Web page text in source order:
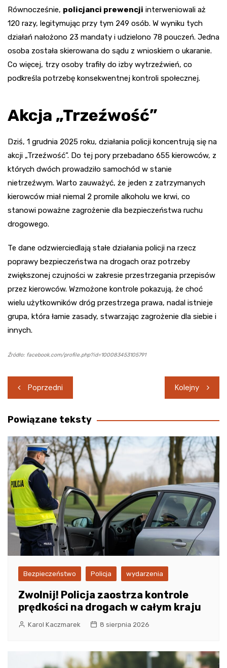
Równocześnie, policjanci prewencji interweniowali aż
120 razy, legitymując przy tym 249 osób. W wyniku tych
działań nałożono 23 mandaty i udzielono 78 pouczeń. Jedna
osoba została skierowana do sądu z wnioskiem o ukaranie.
Co więcej, trzy osoby trafiły do izby wytrzeźwień, co
podkreśla potrzebę konsekwentnej kontroli społecznej.
Akcja „Trzeźwość”
Dziś, 1 grudnia 2025 roku, działania policji koncentrują się na
akcji „Trzeźwość”. Do tej pory przebadano 655 kierowców, z
których dwóch prowadziło samochód w stanie
nietrzeźwym. Warto zauważyć, że jeden z zatrzymanych
kierowców miał niemal 2 promile alkoholu we krwi, co
stanowi poważne zagrożenie dla bezpieczeństwa ruchu
drogowego.
Te dane odzwierciedlają stałe działania policji na rzecz
poprawy bezpieczeństwa na drogach oraz potrzeby
zwiększonej czujności w zakresie przestrzegania przepisów
przez kierowców. Wzmożone kontrole pokazują, że choć
wielu użytkowników dróg przestrzega prawa, nadal istnieje
grupa, która łamie zasady, stwarzając zagrożenie dla siebie i
innych.
Źródło: facebook.com/profile.php?id=100083453105791
Nawigacja
wpisu
Poprzedni Kolejny
Powiązane teksty
Bezpieczeństwo Policja wydarzenia
Zwolnij! Policja zaostrza kontrole
prędkości na drogach w całym kraju
Karol Kaczmarek 8 sierpnia 2026